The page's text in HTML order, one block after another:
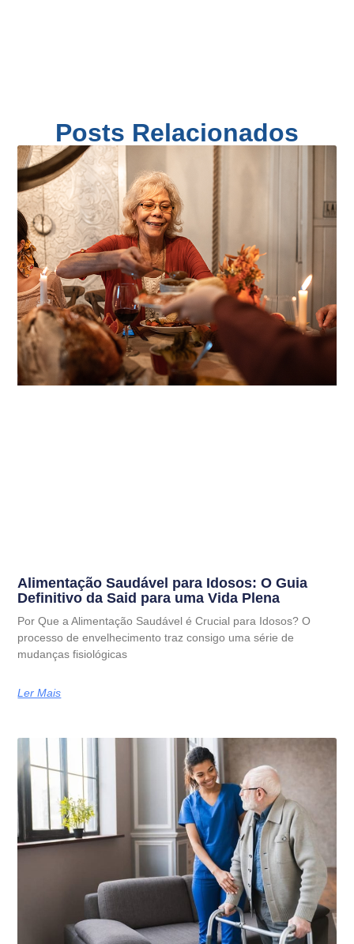
Posts Relacionados
Alimentação Saudável para Idosos: O Guia
Definitivo da Said para uma Vida Plena
Por Que a Alimentação Saudável é Crucial para Idosos? O
processo de envelhecimento traz consigo uma série de
mudanças fisiológicas
Ler Mais